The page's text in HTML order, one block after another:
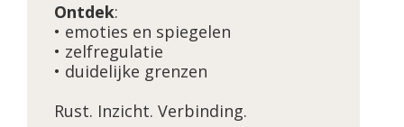
Ontdek:
• emoties en spiegelen
• zelfregulatie
• duidelijke grenzen
Rust. Inzicht. Verbinding.